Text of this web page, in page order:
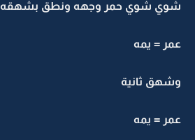
شوي شوي حمر وجهه ونطق بشهقه
عمر = يمه
وشهق ثانية
عمر = يمه